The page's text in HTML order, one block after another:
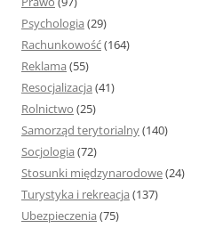
Psychologia (29)
Rachunkowość(164)
Reklama (55)
Resocjalizacja (41)
Rolnictwo (25)
Samorząd terytorialny(140)
Socjologia (72)
Stosunki międzynarodowe(24)
Turystyka i rekreacja (137)
Ubezpieczenia (75)